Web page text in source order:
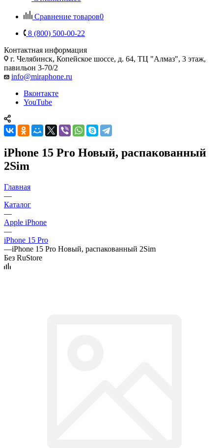
Сравнение товаров0
8 (800) 500-00-22
Контактная информация
г. Челябинск, Копейское шоссе, д. 64, ТЦ "Алмаз", 3 этаж,
павильон 3-70/2
info@miraphone.ru
Вконтакте
YouTube
iPhone 15 Pro Новый, распакованный
2Sim
Главная
—
Каталог
—
Apple iPhone
—
iPhone 15 Pro
—iPhone 15 Pro Новый, распакованный 2Sim
Без RuStore